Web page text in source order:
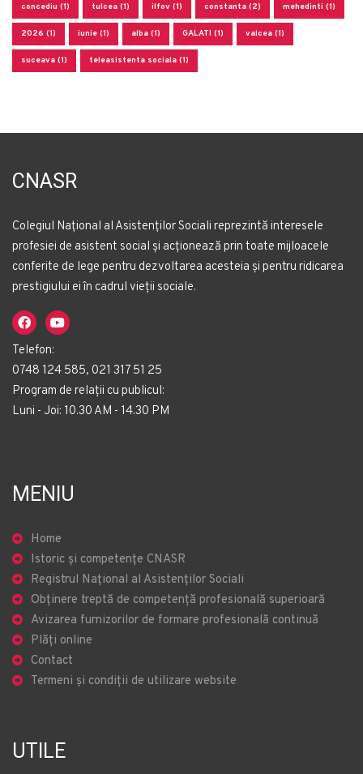
concediu (1) tulcea (1) ilfov (1) constanta (2) mehedinti (1)
2026 (1) iunie (1) alba (1) GALATI (1) valcea (1)
suceava (1) teleasistenta sociala (1)
CNASR
Colegiul Național al Asistenților Sociali reprezintă interesele
profesiei de asistent social și acționează prin toate mijloacele
conferite de lege pentru dezvoltarea acesteia și pentru ridicarea
prestigiului ei în cadrul vieții sociale.
Telefon:
0748 124 585, 021 317 51 25
Program de relații cu publicul:
Luni - Joi: 10.30 AM - 14.30 PM
MENIU
Home
Istoric și competențe CNASR
Registrul Național al Asistenților Sociali
Obținere treptă de competență profesională superioară
Avizarea furnizorilor de formare profesională continuă
Plăți online
Contact
Termeni și condiții de utilizare website
UTILE